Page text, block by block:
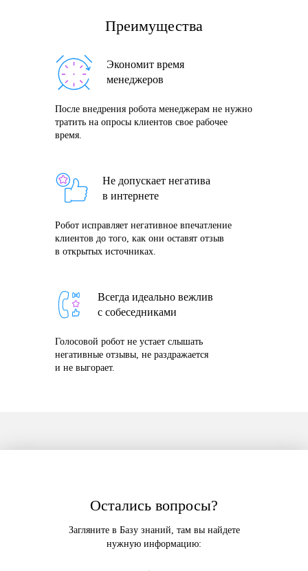
Преимущества
Экономит время
менеджеров
После внедрения робота менеджерам не нужно
тратить на опросы клиентов свое рабочее
время.
Не допускает негатива
в интернете
Робот исправляет негативное впечатление
клиентов до того, как они оставят отзыв
в открытых источниках.
Всегда идеально вежлив
с собеседниками
Голосовой робот не устает слышать
негативные отзывы, не раздражается
и не выгорает.
Остались вопросы?
Загляните в Базу знаний, там вы найдете
нужную информацию: